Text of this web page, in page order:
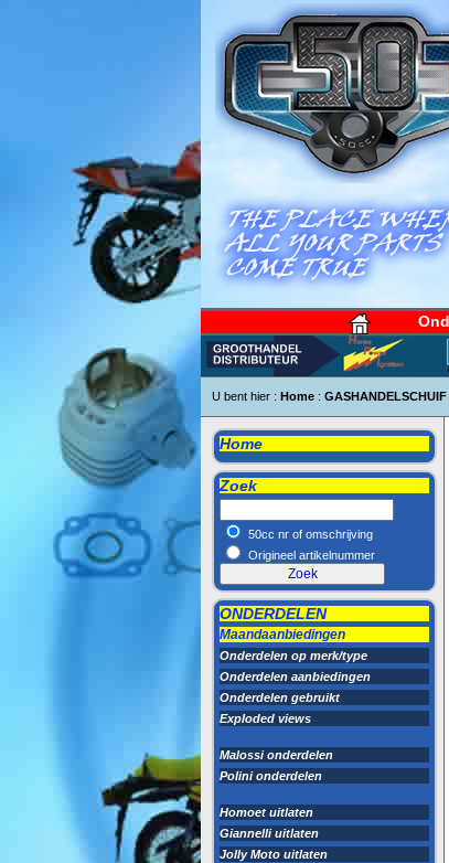
U bent hier : Home :
Home
Zoek
50cc nr of omschrijving
Origineel artikelnummer
ONDERDELEN
Maandaanbiedingen
Onderdelen op merk/type
Onderdelen aanbiedingen
Onderdelen gebruikt
Exploded views
Malossi onderdelen
Polini onderdelen
Homoet uitlaten
Giannelli uitlaten
Jolly Moto uitlaten